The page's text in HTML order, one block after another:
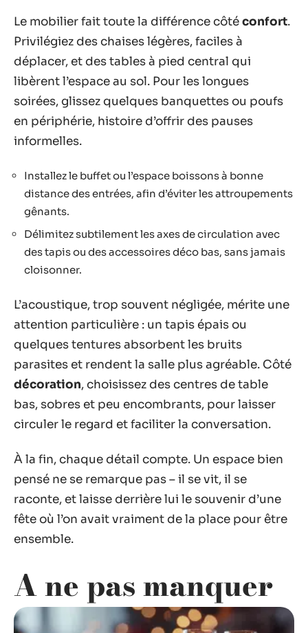
Le mobilier fait toute la différence côtéconfort.
Privilégiez des chaises légères, faciles à
déplacer, et des tables à pied central qui
libèrent l’espace au sol. Pour les longues
soirées, glissez quelques banquettes ou poufs
en périphérie, histoire d’offrir des pauses
informelles.
Installez le buffet ou l’espace boissons à bonne
distance des entrées, afin d’éviter les attroupements
gênants.
Délimitez subtilement les axes de circulation avec
des tapis ou des accessoires déco bas, sans jamais
cloisonner.
L’acoustique, trop souvent négligée, mérite une
attention particulière : un tapis épais ou
quelques tentures absorbent les bruits
parasites et rendent la salle plus agréable. Côté
décoration, choisissez des centres de table
bas, sobres et peu encombrants, pour laisser
circuler le regard et faciliter la conversation.
À la fin, chaque détail compte. Un espace bien
pensé ne se remarque pas – il se vit, il se
raconte, et laisse derrière lui le souvenir d’une
fête où l’on avait vraiment de la place pour être
ensemble.
A ne pas manquer